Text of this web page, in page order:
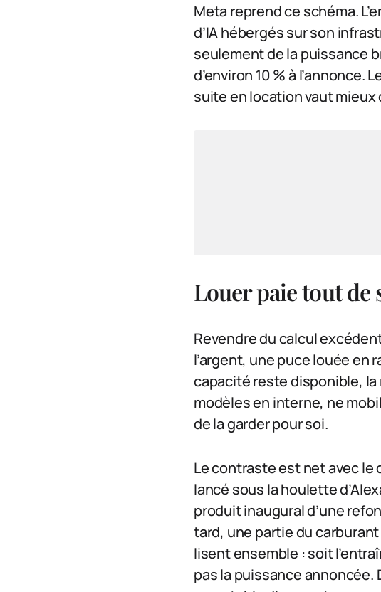
Meta reprend ce schéma.
d’IA hébergés sur son
seulement de la puissance
d’environ 10 % à
suite en location vaut mieux
Louer paie tout de
Revendre du calcul
l’argent, une puce louée en
capacité reste disponible,
modèles en interne, ne
de la garder pour soi.
Le contraste est net avec
lancé sous la houlette
produit inaugural d’une
tard, une partie du
lisent ensemble : soit
pas la puissance